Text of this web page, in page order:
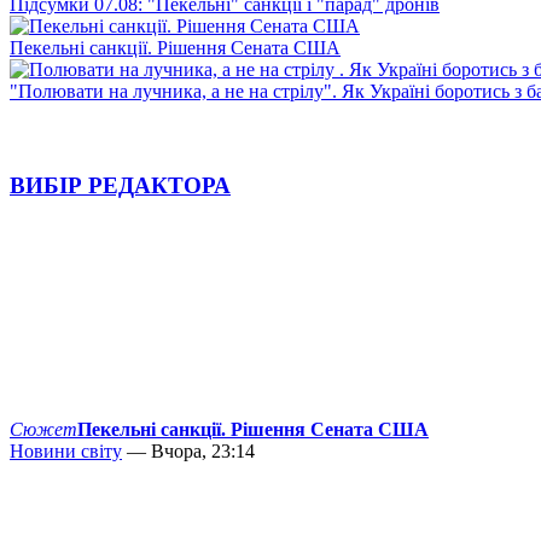
Пекельні санкції. Рішення Сената США
"Полювати на лучника, а не на стрілу". Як Україні боротись з
ВИБІР РЕДАКТОРА
СюжетПекельні санкції. Рішення Сената США
Новини світу — Вчора, 23:14